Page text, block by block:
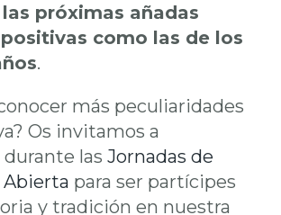
próximas añadas
como las de los
.
más peculiaridades
Os invitamos a
las Jornadas de
para ser partícipes
y tradición en nuestra